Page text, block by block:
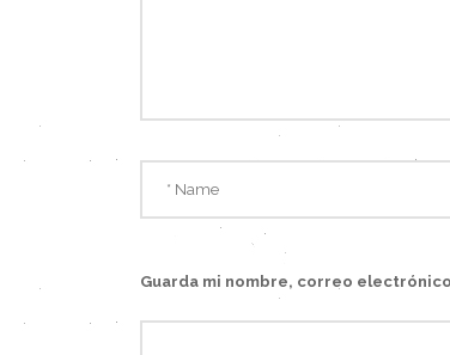
Guarda mi nombre, correo